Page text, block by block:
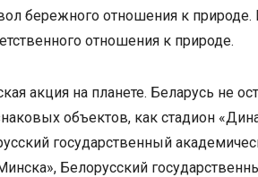
бережного отношения к природе.
отношения к природе.
акция на планете. Беларусь не
объектов, как стадион
государственный
Белорусский